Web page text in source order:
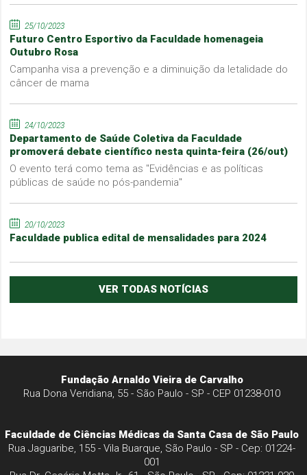
25/10/2023
Futuro Centro Esportivo da Faculdade homenageia
Outubro Rosa
Campanha visa a prevenção e a diminuição da letalidade do
câncer de mama
24/10/2023
Departamento de Saúde Coletiva da Faculdade
promoverá debate científico nesta quinta-feira (26/out)
O evento terá como tema as "Evidências e as políticas
públicas de saúde no pós-pandemia"
20/10/2023
Faculdade publica edital de mensalidades para 2024
VER TODAS NOTÍCIAS
Fundação Arnaldo Vieira de Carvalho
Rua Dona Veridiana, 55 - São Paulo - SP - CEP 01238-010
Faculdade de Ciências Médicas da Santa Casa de São Paulo
Rua Jaguaribe, 155 - Vila Buarque, São Paulo - SP - Cep: 01224-
001